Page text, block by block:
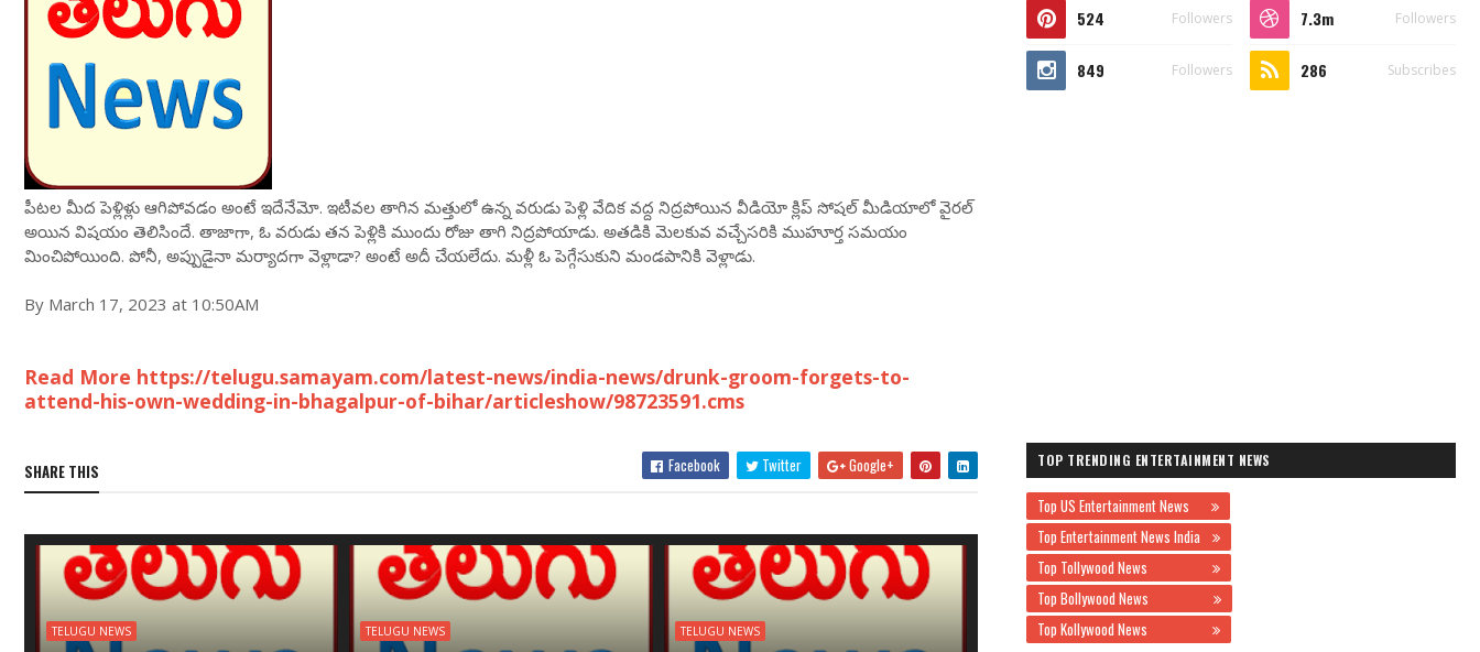
పీటల మీద పెళ్లిళ్లు ఆగిపోవడం అంటే ఇదేనేమో. ఇటీవల తాగిన మత్తులో ఉన్న వరుడు పెళ్లి వేదిక వద్ద నిద్రపోయిన వీడియో క్లిప్‌ సోషల్‌ మీడియాలో వైరల్‌
అయిన విషయం తెలిసిందే. తాజాగా, ఓ వరుడు తన పెళ్లికి ముందు రోజు తాగి నిద్రపోయాడు. అతడికి మెలకువ వచ్చేసరికి ముహూర్త సమయం
మించిపోయింది. పోనీ, అప్పుడైనా మర్యాదగా వెళ్లాడా? అంటే అదీ చేయలేదు. మళ్లీ ఓ పెగ్గేసుకుని మండపానికి వెళ్లాడు.
By March 17, 2023 at 10:50AM
Read More https://telugu.samayam.com/latest-news/india-news/drunk-groom-forgets-to-
attend-his-own-wedding-in-bhagalpur-of-bihar/articleshow/98723591.cms
SHARE THIS Facebook Twitter Google+
TELUGU NEWS TELUGU NEWS TELUGU NEWS
524 Followers 7.3m Followers
849 Followers 286 Subscribes
TOP TRENDING ENTERTAINMENT NEWS
Top US Entertainment News
Top Entertainment News India
Top Tollywood News
Top Bollywood News
Top Kollywood News